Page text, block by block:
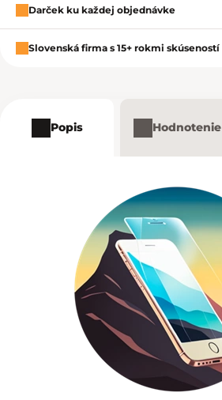
Darček ku každej objednávke
Slovenská firma s 15+ rokmi skúseností
Popis Hodnotenie